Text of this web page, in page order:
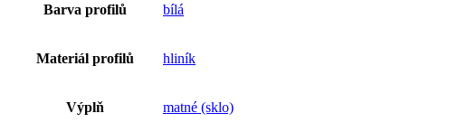
Barva profilů bílá
Materiál profilů hliník
Výplň matné (sklo)